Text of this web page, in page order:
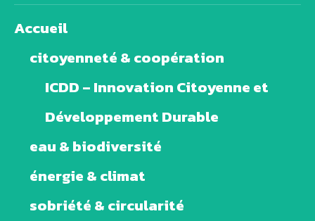
Accueil
citoyenneté & coopération
ICDD – Innovation Citoyenne et
Développement Durable
eau & biodiversité
énergie & climat
sobriété & circularité